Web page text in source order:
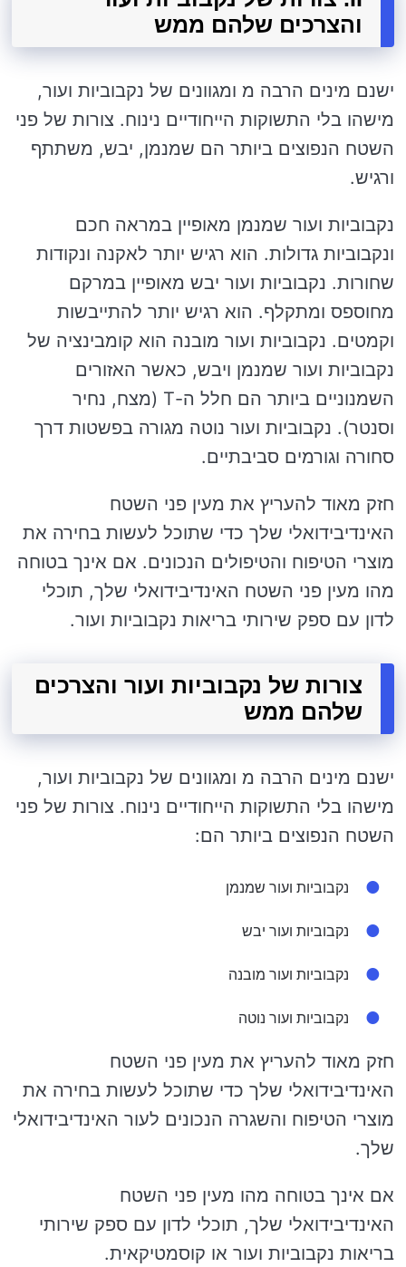
והצרכים שלהם ממש
ישנם מינים הרבה מ ומגוונים של נקבוביות ועור,
מישהו בלי התשוקות הייחודיים נינוח. צורות של פני
השטח הנפוצים ביותר הם שמנמן, יבש, משתתף
ורגיש.
נקבוביות ועור שמנמן מאופיין במראה חכם
ונקבוביות גדולות. הוא רגיש יותר לאקנה ונקודות
שחורות. נקבוביות ועור יבש מאופיין במרקם
מחוספס ומתקלף. הוא רגיש יותר להתייבשות
וקמטים. נקבוביות ועור מובנה הוא קומבינציה של
נקבוביות ועור שמנמן ויבש, כאשר האזורים
השמנוניים ביותר הם חלל ה-T (מצח, נחיר
וסנטר). נקבוביות ועור נוטה מגורה בפשטות דרך
סחורה וגורמים סביבתיים.
חזק מאוד להעריץ את מעין פני השטח
האינדיבידואלי שלך כדי שתוכל לעשות בחירה את
מוצרי הטיפוח והטיפולים הנכונים. אם אינך בטוחה
מהו מעין פני השטח האינדיבידואלי שלך, תוכלי
לדון עם ספק שירותי בריאות נקבוביות ועור.
צורות של נקבוביות ועור והצרכים
שלהם ממש
ישנם מינים הרבה מ ומגוונים של נקבוביות ועור,
מישהו בלי התשוקות הייחודיים נינוח. צורות של פני
השטח הנפוצים ביותר הם:
נקבוביות ועור שמנמן
נקבוביות ועור יבש
נקבוביות ועור מובנה
נקבוביות ועור נוטה
חזק מאוד להעריץ את מעין פני השטח
האינדיבידואלי שלך כדי שתוכל לעשות בחירה את
מוצרי הטיפוח והשגרה הנכונים לעור האינדיבידואלי
שלך.
אם אינך בטוחה מהו מעין פני השטח
האינדיבידואלי שלך, תוכלי לדון עם ספק שירותי
בריאות נקבוביות ועור או קוסמטיקאית.